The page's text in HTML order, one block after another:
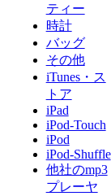
ティー
時計
バッグ
その他
iTunes・ス
トア
iPad
iPod-Touch
iPod
iPod-Shuffle
他社のmp3
プレーヤ